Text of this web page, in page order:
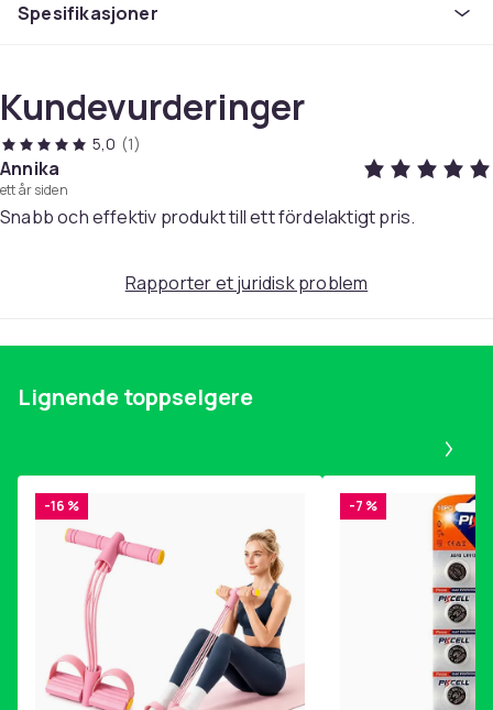
828220de-50fe-4e00-8aaf-1320098b1ac7
Spesifikasjoner
Kundevurderinger
5,0 (1)
Annika
ett år siden
Snabb och effektiv produkt till ett fördelaktigt pris.
Rapporter et juridisk problem
Lignende toppselgere
-16 % -7 %